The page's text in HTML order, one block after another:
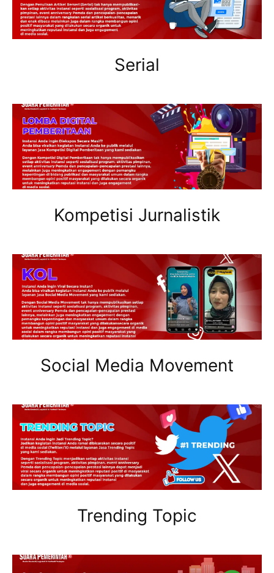
Serial
Kompetisi Jurnalistik
Social Media Movement
Trending Topic